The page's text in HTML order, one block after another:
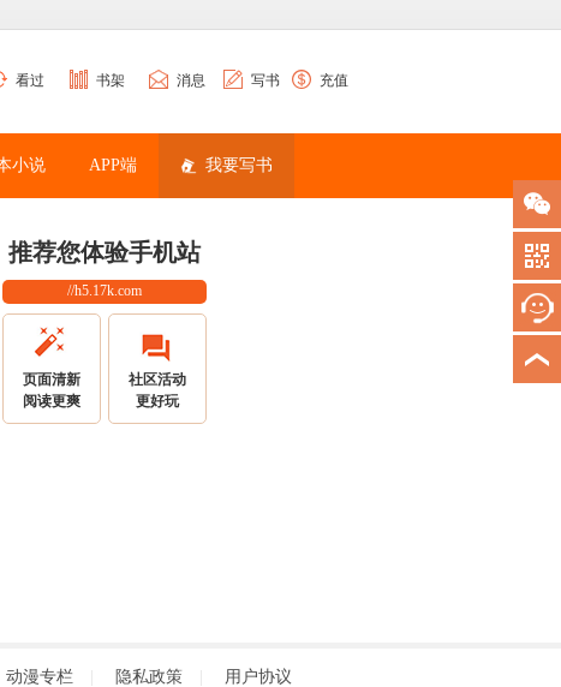
看过 书架 消息 写书 充值
小说 APP端 我要写书
推荐您体验手机站
//h5.17k.com
页面清新
阅读更爽
社区活动
更好玩
动漫专栏 隐私政策 用户协议